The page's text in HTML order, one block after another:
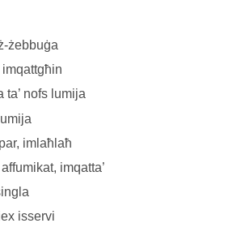
żebbuġa
ta’ nofs lumija
imlaħlaħ
imqatta’
isservi